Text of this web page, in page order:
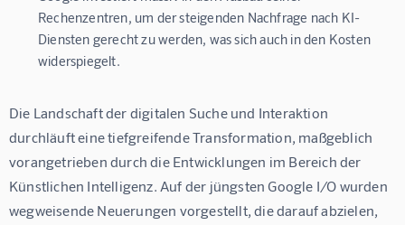
Rechenzentren, um der steigenden Nachfrage nach KI-
Diensten gerecht zu werden, was sich auch in den Kosten
widerspiegelt.
Die Landschaft der digitalen Suche und Interaktion
durchläuft eine tiefgreifende Transformation, maßgeblich
vorangetrieben durch die Entwicklungen im Bereich der
Künstlichen Intelligenz. Auf der jüngsten Google I/O wurden
wegweisende Neuerungen vorgestellt, die darauf abzielen,